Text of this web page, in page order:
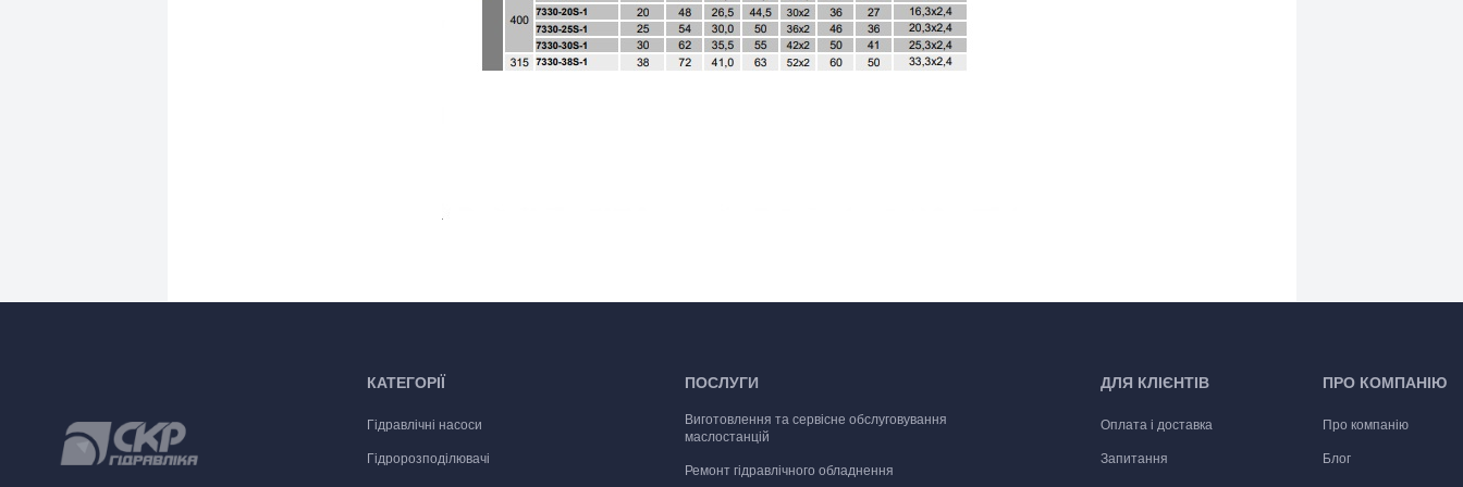
КАТЕГОРІЇ
Гідравлічні насоси
Гідророзподілювачі
ПОСЛУГИ
Виготовлення та сервісне обслуговування
маслостанцій
Ремонт гідравлічного обладнення
ДЛЯ КЛІЄНТІВ
Оплата і доставка
Запитання
ПРО КОМПАНІЮ
Про компанію
Блог